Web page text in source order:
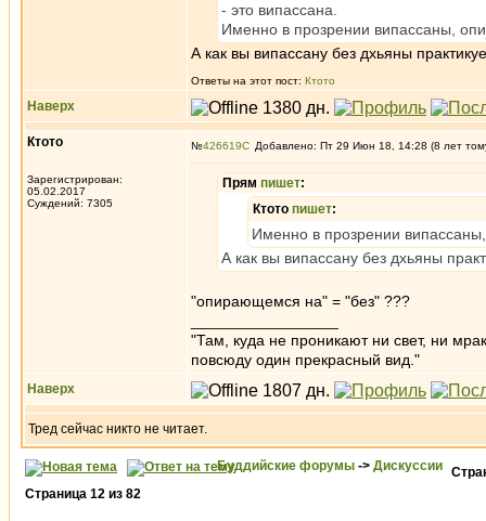
- это випассана.
Именно в прозрении випассаны,
А как вы випассану без дхьяны
Ответы на этот пост: Ктото
Наверх
Ктото
Зарегистрирован:
05.02.2017
Суждений: 7305
№426619 Добавлено: Пт 29 Июн 18, 14:28 (8 лет
Прям пишет:
Ктото пишет:
Именно в прозрении
А как вы випассану без дхьяны
"опирающемся на" = "без" ???
"Там, куда не проникают ни свет, ни
повсюду один прекрасный вид."
Наверх
Тред сейчас никто не читает.
Буддийские форумы -> Дискуссии
Страница 12 из 82